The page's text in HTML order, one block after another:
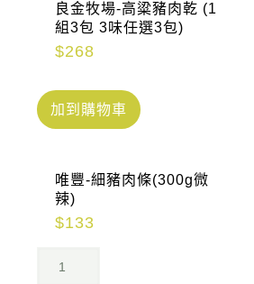
良金牧場-高粱豬肉乾 (1
組3包 3味任選3包)
$268
加到購物車
唯豐-細豬肉條(300g微
辣)
$133